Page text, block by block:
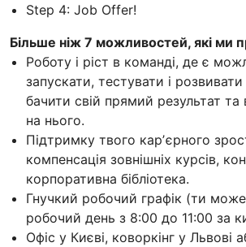
Step 4: Job Offer!
Більше ніж 7 можливостей, які ми
Роботу і ріст в команді, де є
запускати, тестувати і
бачити свій прямий результат та
на нього.
Підтримку твого карʼєрного
компенсація зовнішніх курсів,
корпоративна бібліотека.
Гнучкий робочий графік (ти
робочий день з 8:00 до 11:00 за
Офіс у Києві, коворкінг у Львові